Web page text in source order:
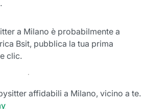
a Milano è probabilmente a
Bsit, pubblica la tua prima
clic.
affidabili a Milano, vicino a te.